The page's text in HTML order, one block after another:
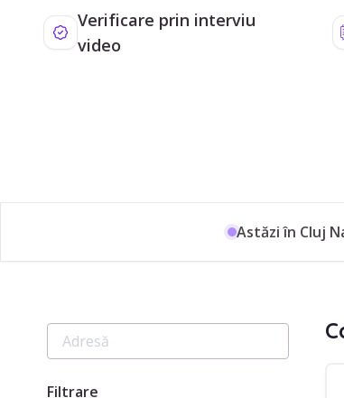
Verificare prin interviu
video
Astăzi în Cluj
Filtrare